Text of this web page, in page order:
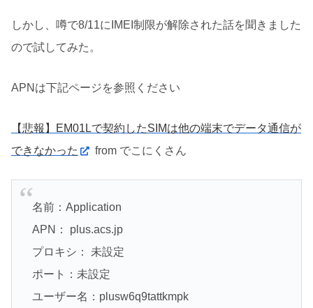
しかし、噂で8/11にIMEI制限が解除された話を聞きました
ので試してみた。
APNは下記ページを参照ください
【悲報】EM01Lで契約したSIMは他の端末でデータ通信が
できなかった
from でこにくさん
名前：Application
APN： plus.acs.jp
プロキシ： 未設定
ポート：未設定
ユーザー名：plusw6q9tattkmpk